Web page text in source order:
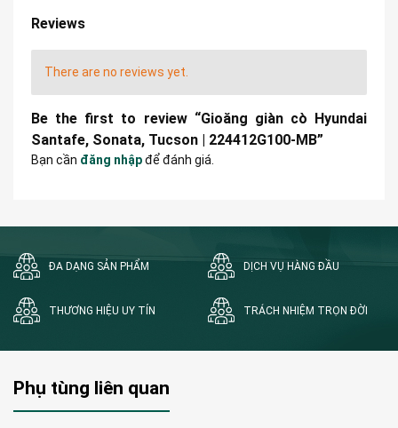
Reviews
There are no reviews yet.
Be the first to review “Gioăng giàn cò Hyundai
Santafe, Sonata, Tucson | 224412G100-MB”
Bạn cần đăng nhậpđể đánh giá.
ĐA DẠNG SẢN PHẨM DỊCH VỤ HÀNG ĐẦU
THƯƠNG HIỆU UY TÍN TRÁCH NHIỆM TRỌN ĐỜI
Phụ tùng liên quan